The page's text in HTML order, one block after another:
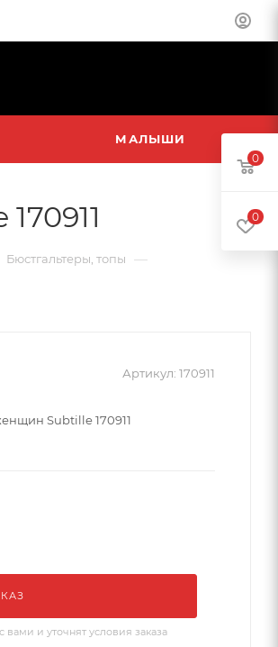
МАЛЫШИ
Бюстгальтеры, топы —
Артикул: 170911
Subtille 170911
и уточнят условия заказа
0
0